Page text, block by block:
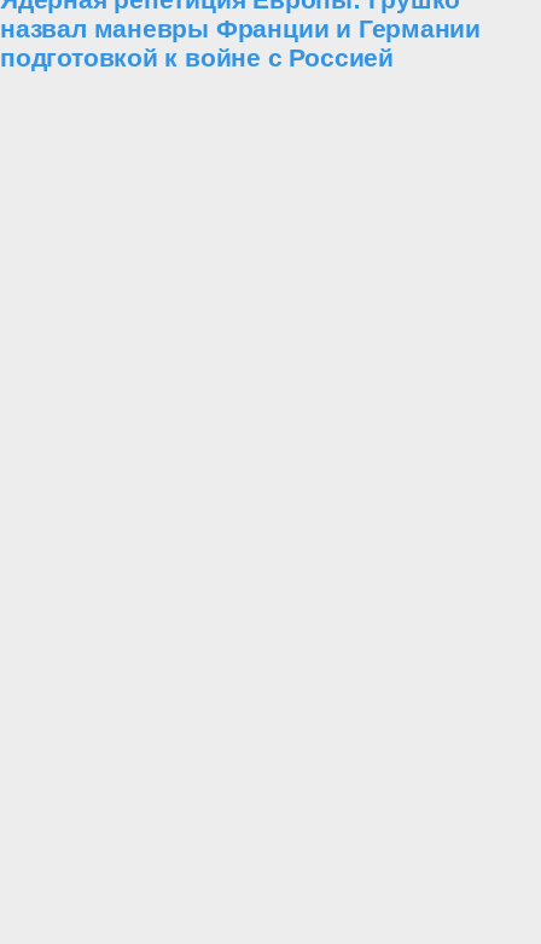
назвал маневры Франции и Германии
подготовкой к войне с Россией